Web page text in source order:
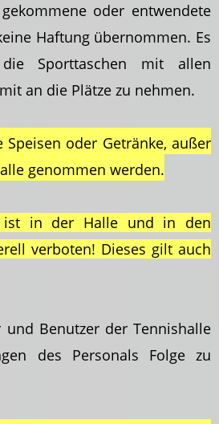
oder entwendete
Haftung übernommen. Es
Sporttaschen mit allen
an die Plätze zu nehmen.
Speisen oder Getränke, außer
genommen werden.
ist in der Halle und in den
verboten! Dieses gilt auch
und Benutzer der Tennishalle
des Personals Folge zu